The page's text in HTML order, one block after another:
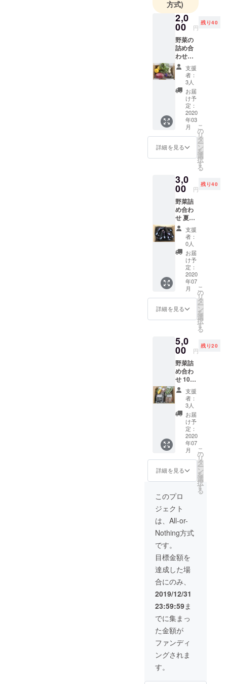
費者(皆さん)
が直接繋が
る事で季節
の野菜の成
長や 食べ物
の大切さ
『いただき
ます』の本
当の意味を
考えられる
様に日々模
索中 。
方式)
2,0
00 円
残り40
野菜の
詰め合
わせ
3〜4種
類を60
サイズ
でお送
りしま
す 現状
は野菜
が少な
いので
育って
からに
なりま
す お礼
紙と共
に珍し
い野菜
も入っ
てます
ので、
簡単な
説明と
おすす
めレシ
ピを付
けてお
送りし
ます
支援
者：
3人
お届
け予
定：
2020
年03
月
詳細を見る
こ
の
リ
タ
ー
ン
を
選
択
す
る
3,0
00 円
残り40
野菜詰
め合わ
せ 夏場
はなす
をメイ
ンとし
て栽培
してお
ります
ので、
100サイ
ズにな
すを多
めに入
れてお
送りさ
きます
お礼の
お手紙
と共に
珍しい
野菜も
入って
ますの
で、簡
単な説
明とお
すすめ
レシピ
を付け
てお送
りしま
す
支援
者：
0人
お届
け予
定：
2020
年07
月
詳細を見る
こ
の
リ
タ
ー
ン
を
選
択
す
る
5,0
00 円
残り20
野菜詰
め合わ
せ 100
サイズ
くらい
に毎年
栽培し
てる品
種5〜6
種類位
をお送
りさせ
て頂き
ます お
礼のお
手紙と
共に珍
しい野
菜も
入って
ますの
で、簡
すすめ
レシピ
を付け
てお送
りしま
す
支援
者：
3人
お届
け予
定：
2020
年07
月
詳細を見る
こ
の
リ
タ
ー
ン
を
選
択
す
る
このプロ
ジェクト
は、All-or-
Nothing方式
です。
目標金額を
達成した場
合にのみ、
2019/12/31
23:59:59ま
でに集まっ
た金額が
ファンディ
ングされま
す。